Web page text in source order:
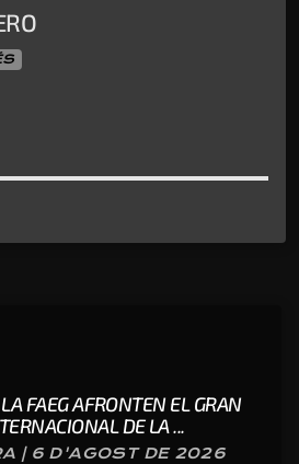
FAEG AFRONTEN EL GRAN
DE LA ...
| 6 D'AGOST DE 2026